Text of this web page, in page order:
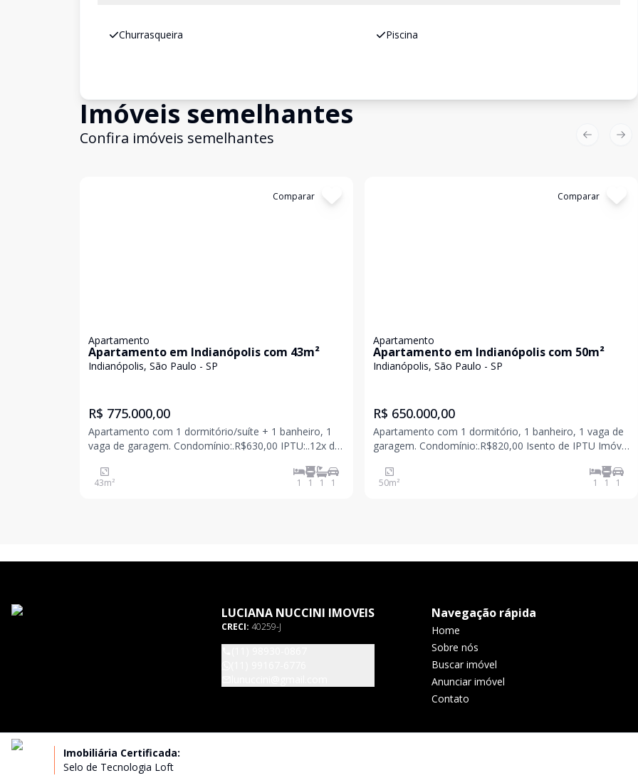
Churrasqueira Piscina
Imóveis semelhantes
Confira imóveis semelhantes
Comparar
Apartamento
Apartamento em Indianópolis com 43m²
Indianópolis, São Paulo - SP
R$ 775.000,00
Apartamento com 1 dormitório/suíte + 1 banheiro, 1
vaga de garagem. Condomínio:.R$630,00 IPTU:..12x de
venda no Condomínio Edifício Conjunto Residencial
Guaianazes, localizado na Rua Juquis, Indianópolis
43m² 1 1 1 1
Comparar
Apartamento
Apartamento em Indianópolis com 50m²
Indianópolis, São Paulo - SP
R$ 650.000,00
Apartamento com 1 dormitório, 1 banheiro, 1 vaga de
garagem. Condomínio:.R$820,00 Isento de IPTU Imóvel
50m² 1 1 1
Previous
LUCIANA NUCCINI IMOVEIS
CRECI: 40259-J
Navegação rápida
Home
Sobre nós
Buscar imóvel
Anunciar imóvel
Contato
Imobiliária Certificada:
Selo de Tecnologia Loft